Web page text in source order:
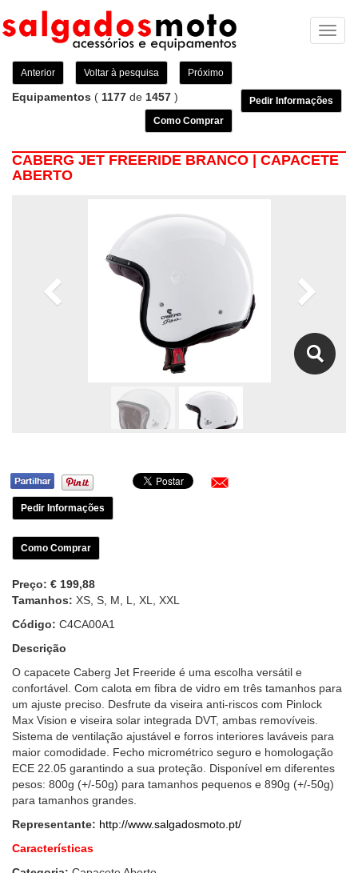
Anterior Voltar à pesquisa Próximo
Equipamentos ( 1177 de 1457 )
Pedir Informações
Como Comprar
CABERG JET FREERIDE BRANCO | CAPACETE
ABERTO
Pedir Informações
Como Comprar
Preço: € 199,88
Tamanhos: XS, S, M, L, XL, XXL
Código: C4CA00A1
Descrição
O capacete Caberg Jet Freeride é uma escolha versátil e
confortável. Com calota em fibra de vidro em três tamanhos para
um ajuste preciso. Desfrute da viseira anti-riscos com Pinlock
Max Vision e viseira solar integrada DVT, ambas removíveis.
Sistema de ventilação ajustável e forros interiores laváveis para
maior comodidade. Fecho micrométrico seguro e homologação
ECE 22.05 garantindo a sua proteção. Disponível em diferentes
pesos: 800g (+/-50g) para tamanhos pequenos e 890g (+/-50g)
para tamanhos grandes.
Representante: http://www.salgadosmoto.pt/
Características